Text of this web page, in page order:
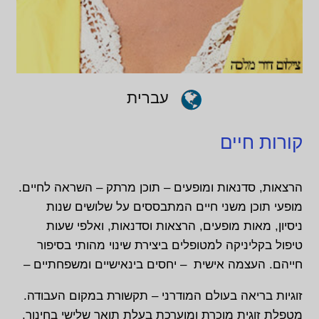
עברית
קורות חיים
הרצאות, סדנאות ומופעים – תוכן מרתק – השראה לחיים.
מופעי תוכן משני חיים המתבססים על שלושים שנות
ניסיון, מאות מופעים, הרצאות וסדנאות, ואלפי שעות
טיפול בקליניקה למטופלים ביצירת שינוי מהותי בסיפור
חייהם. העצמה אישית – יחסים בינאישיים ומשפחתיים –
זוגיות בריאה בעולם המודרני – תקשורת במקום העבודה.
מטפלת זוגית מוכרת ומוערכת בעלת תואר שלישי בחינוך,